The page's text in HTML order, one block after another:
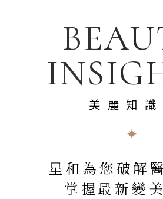
美麗知識
星和為您破解
掌握最新變